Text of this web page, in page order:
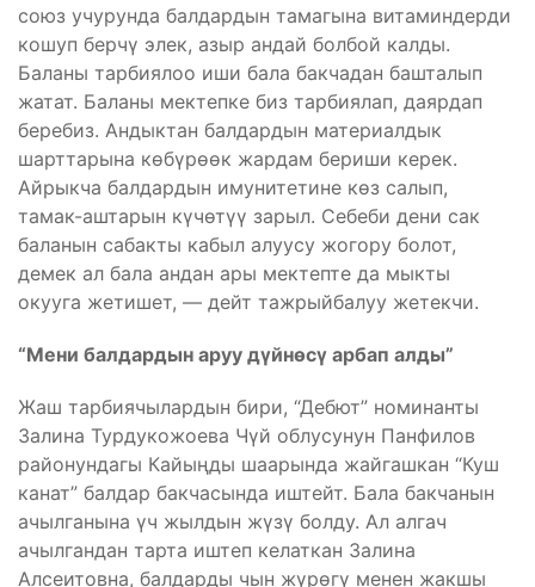
союз учурунда балдардын тамагына витаминдерди
кошуп берчү элек, азыр андай болбой калды.
Баланы тарбиялоо иши бала бакчадан башталып
жатат. Баланы мектепке биз тарбиялап, даярдап
беребиз. Андыктан балдардын материалдык
шарттарына көбүрөөк жардам бериши керек.
Айрыкча балдардын имунитетине көз салып,
тамак-аштарын күчөтүү зарыл. Себеби дени сак
баланын сабакты кабыл алуусу жогору болот,
демек ал бала андан ары мектепте да мыкты
окууга жетишет, — дейт тажрыйбалуу жетекчи.
“Мени балдардын аруу дүйнөсү арбап алды”
Жаш тарбиячылардын бири, “Дебют” номинанты
Залина Турдукожоева Чүй облусунун Панфилов
районундагы Кайыңды шаарында жайгашкан “Куш
канат” балдар бакчасында иштейт. Бала бакчанын
ачылганына үч жылдын жүзү болду. Ал алгач
ачылгандан тарта иштеп келаткан Залина
Алсеитовна, балдарды чын жүрөгү менен жакшы